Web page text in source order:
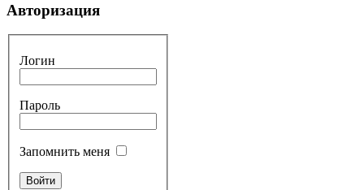
Авторизация
Логин
Пароль
Запомнить меня